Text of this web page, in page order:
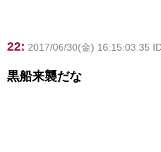
22: 2017/06/30(金) 16:15:03.35
黒船来襲だな